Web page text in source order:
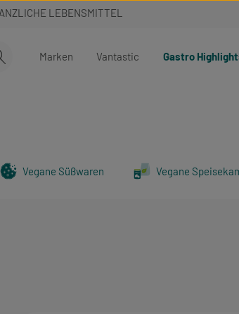
Marken
Vantastic Gastro
Vegane Süßwaren Vegane